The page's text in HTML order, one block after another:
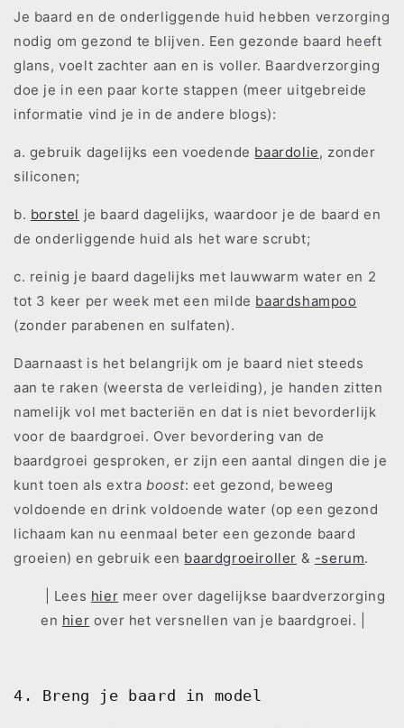
Je baard en de onderliggende huid hebben verzorging
nodig om gezond te blijven. Een gezonde baard heeft
glans, voelt zachter aan en is voller. Baardverzorging
doe je in een paar korte stappen (meer uitgebreide
informatie vind je in de andere blogs):
a. gebruik dagelijks een voedende baardolie, zonder
siliconen;
b. borstel je baard dagelijks, waardoor je de baard en
de onderliggende huid als het ware scrubt;
c. reinig je baard dagelijks met lauwwarm water en 2
tot 3 keer per week met een milde baardshampoo
(zonder parabenen en sulfaten).
Daarnaast is het belangrijk om je baard niet steeds
aan te raken (weersta de verleiding), je handen zitten
namelijk vol met bacteriën en dat is niet bevorderlijk
voor de baardgroei. Over bevordering van de
baardgroei gesproken, er zijn een aantal dingen die je
kunt toen als extra boost: eet gezond, beweeg
voldoende en drink voldoende water (op een gezond
lichaam kan nu eenmaal beter een gezonde baard
groeien) en gebruik een baardgroeiroller & -serum.
| Lees hier meer over dagelijkse baardverzorging
en hier over het versnellen van je baardgroei. |
4. Breng je baard in model